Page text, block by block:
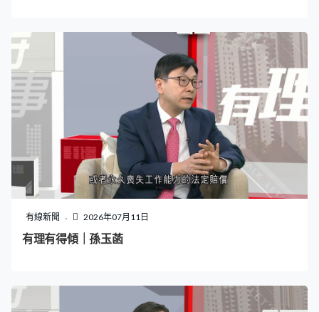
有線新聞 2026年07月11日
有理有得傾｜孫玉菡